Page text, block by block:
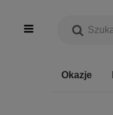
Okazje